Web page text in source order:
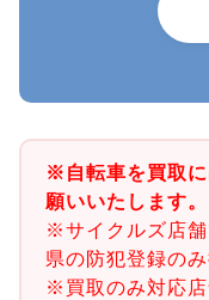
※自転車を買取
願いいたします。
※サイクルズ店
県の防犯登録の
※買取のみ対応店